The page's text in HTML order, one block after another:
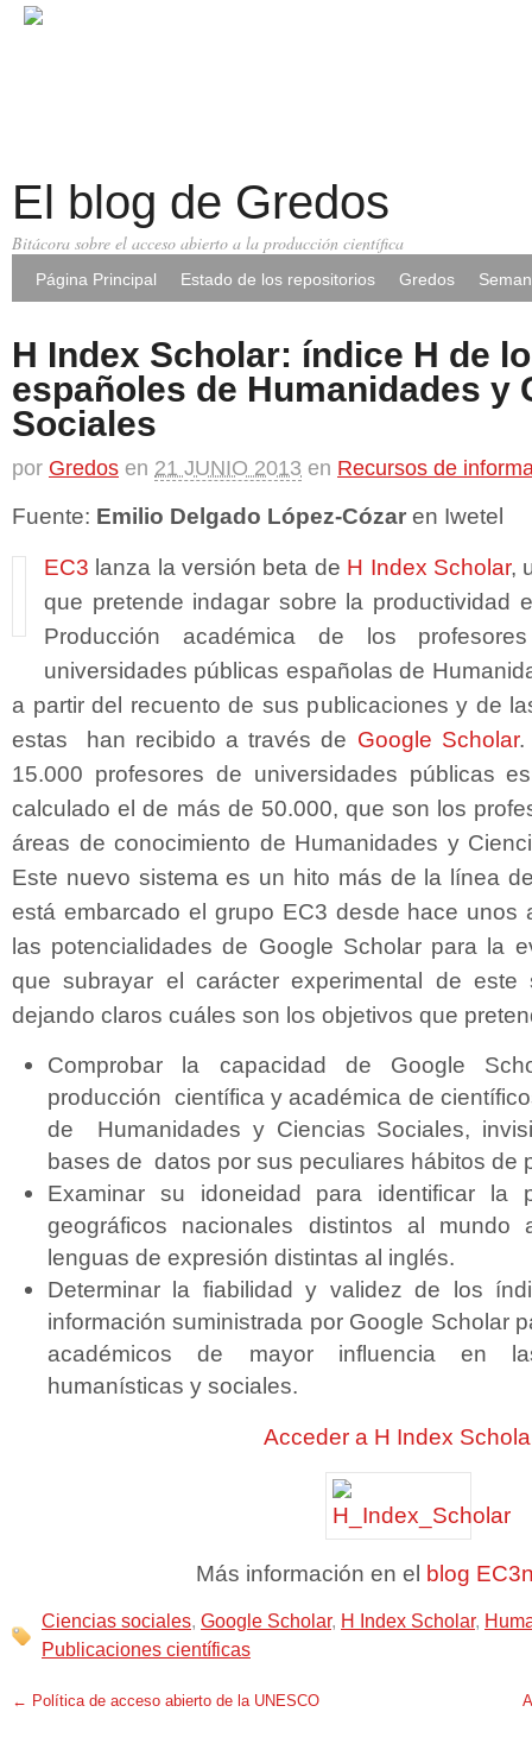
El blog de Gredos
Bitácora sobre el acceso abierto a la producción científica
Página Principal Estado de los repositorios Gredos
H Index Scholar: índice H de
españoles de Humanidades y
Sociales
por Gredos en 21 JUNIO 2013 en Recursos de
Fuente: Emilio Delgado López-Cózar en Iwetel
EC3 lanza la versión beta de H Index Scholar,
que pretende indagar sobre la productividad
Producción académica de los
universidades públicas españolas de
a partir del recuento de sus publicaciones y de
estas han recibido a través de Google Scholar.
15.000 profesores de universidades públicas
calculado el de más de 50.000, que son los
áreas de conocimiento de Humanidades y
Este nuevo sistema es un hito más de la línea
está embarcado el grupo EC3 desde hace unos
las potencialidades de Google Scholar para la
que subrayar el carácter experimental de este
dejando claros cuáles son los objetivos que
Comprobar la capacidad de Google
producción científica y académica de
de Humanidades y Ciencias Sociales,
bases de datos por sus peculiares hábitos de
Examinar su idoneidad para identificar la
geográficos nacionales distintos al mundo
lenguas de expresión distintas al inglés.
Determinar la fiabilidad y validez de los
información suministrada por Google Scholar
académicos de mayor influencia en
humanísticas y sociales.
Acceder a H Index
Más información en el blog
Ciencias sociales, Google Scholar, H Index Scholar,
Publicaciones científicas
← Política de acceso abierto de la UNESCO